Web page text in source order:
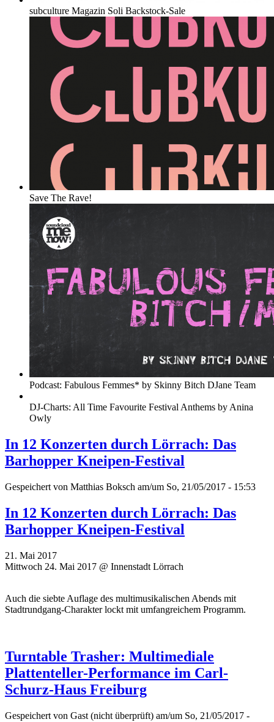
subculture Magazin Soli Backstock-Sale
Save The Rave!
Podcast: Fabulous Femmes* by Skinny Bitch DJane Team
DJ-Charts: All Time Favourite Festival Anthems by Anina
Owly
In 12 Konzerten durch Lörrach: Das
Barhopper Kneipen-Festival
Gespeichert von Matthias Boksch am/um So, 21/05/2017 - 15:53
In 12 Konzerten durch Lörrach: Das
Barhopper Kneipen-Festival
21. Mai 2017
Mittwoch 24. Mai 2017 @ Innenstadt Lörrach
Auch die siebte Auflage des multimusikalischen Abends mit
Stadtrundgang-Charakter lockt mit umfangreichem Programm.
Turntable Trasher: Multimediale
Plattenteller-Performance im Carl-
Schurz-Haus Freiburg
Gespeichert von Gast (nicht überprüft) am/um So, 21/05/2017 -